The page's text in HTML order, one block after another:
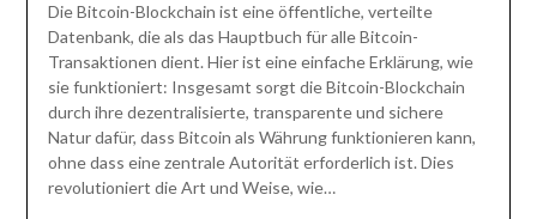
Die Bitcoin-Blockchain ist eine öffentliche, verteilte
Datenbank, die als das Hauptbuch für alle Bitcoin-
Transaktionen dient. Hier ist eine einfache Erklärung, wie
sie funktioniert: Insgesamt sorgt die Bitcoin-Blockchain
durch ihre dezentralisierte, transparente und sichere
Natur dafür, dass Bitcoin als Währung funktionieren kann,
ohne dass eine zentrale Autorität erforderlich ist. Dies
revolutioniert die Art und Weise, wie…